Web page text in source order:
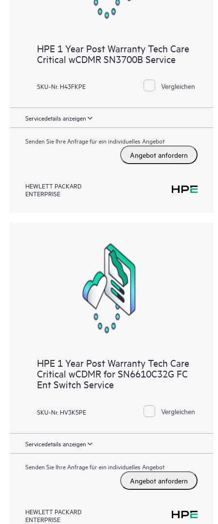
HPE 1 Year Post Warranty Tech Care
Critical wCDMR SN3700B Service
SKU-Nr. H43FKPE Vergleichen
Servicedetails anzeigen
Senden Sie Ihre Anfrage für ein individuelles Angebot
Angebot anfordern
HEWLETT PACKARD
ENTERPRISE
HPE 1 Year Post Warranty Tech Care
Critical wCDMR for SN6610C32G FC
Ent Switch Service
SKU-Nr. HV3K5PE Vergleichen
Servicedetails anzeigen
Senden Sie Ihre Anfrage für ein individuelles Angebot
Angebot anfordern
HEWLETT PACKARD
ENTERPRISE